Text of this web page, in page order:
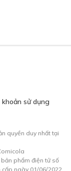
sử dụng
quyền duy nhất tại
phẩm điện tử số
cấp ngày 01/06/2022